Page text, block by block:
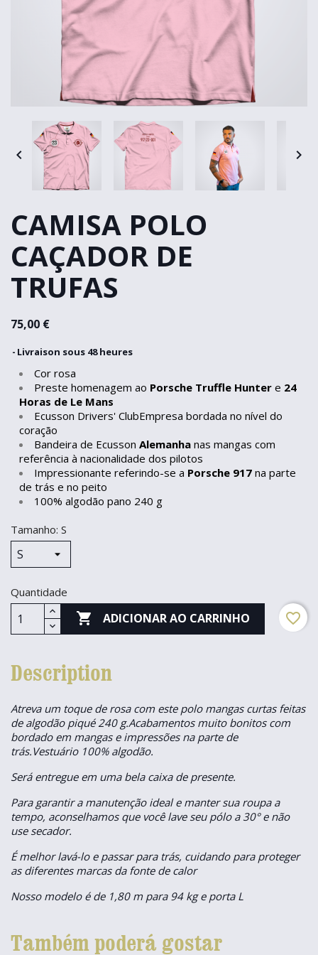
 
CAMISA POLO
CAÇADOR DE
TRUFAS
75,00 €
Livraison sous 48 heures
Cor rosa
Preste homenagem ao Porsche Truffle Hunter e 24
Horas de Le Mans
Ecusson Drivers' ClubEmpresa bordada no nível do
coração
Bandeira de Ecusson Alemanha nas mangas com
referência à nacionalidade dos pilotos
Impressionante referindo-se a Porsche 917 na parte
de trás e no peito
100% algodão pano 240 g
Tamanho: S
Quantidade
 ADICIONAR AO CARRINHO favorite_border
Description
Atreva um toque de rosa com este polo mangas curtas feitas
de algodão piqué 240 g.Acabamentos muito bonitos com
bordado em mangas e impressões na parte de
trás.Vestuário 100% algodão.
Será entregue em uma bela caixa de presente.
Para garantir a manutenção ideal e manter sua roupa a
tempo, aconselhamos que você lave seu pólo a 30° e não
use secador.
É melhor lavá-lo e passar para trás, cuidando para proteger
as diferentes marcas da fonte de calor
Nosso modelo é de 1,80 m para 94 kg e porta L
Também poderá gostar